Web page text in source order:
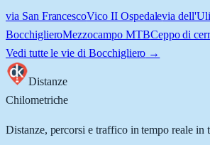
via San FrancescoVico II Ospedalevia
BocchiglieroMezzocampo MTBCeppo di
Vedi tutte le vie di Bocchigliero →
Distanze
Chilometriche
Distanze, percorsi e traffico in tempo reale in